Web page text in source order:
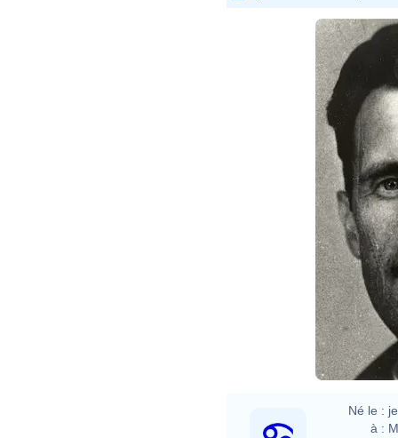
Né le :
à :